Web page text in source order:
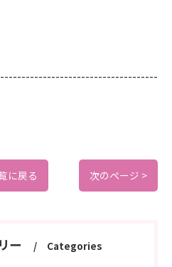
に戻る 次のページ >
ー Categories